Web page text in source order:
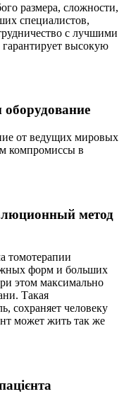
размера, сложности,
специалистов,
с лучшими
высокую
от ведущих мировых
компромиссы в
метод
томотерапии
форм и больших
этом максимально
Такая
сохраняет человеку
может жить так же